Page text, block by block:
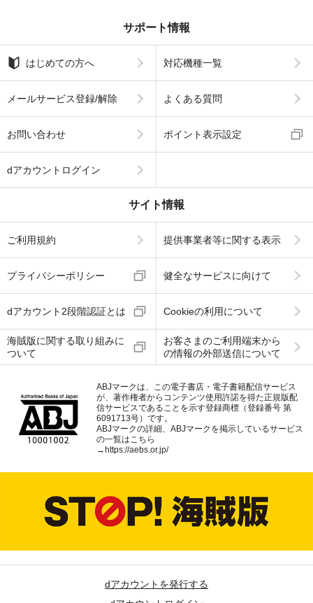
サポート情報
はじめての方へ 対応機種一覧
メールサービス登録/解除 よくある質問
お問い合わせ ポイント表示設定
dアカウントログイン
サイト情報
ご利用規約 提供事業者等に関する表示
プライバシーポリシー 健全なサービスに向けて
dアカウント2段階認証とは Cookieの利用について
海賊版に関する取り組みに
ついて
お客さまのご利用端末から
の情報の外部送信について
ABJマークは、この電子書店・電子書籍配信サービス
が、著作権者からコンテンツ使用許諾を得た正規版配
信サービスであることを示す登録商標（登録番号 第
6091713号）です。
ABJマークの詳細、ABJマークを掲示しているサービス
の一覧はこちら
→ https://aebs.or.jp/
dアカウントを発行する